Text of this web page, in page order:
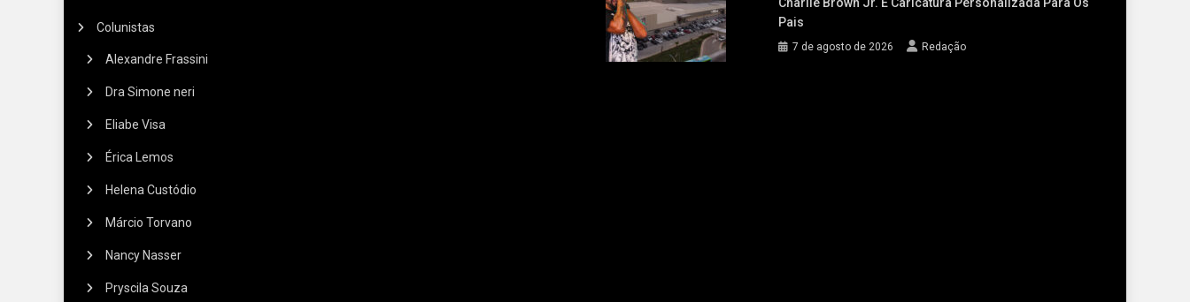
Colunistas
Alexandre Frassini
Dra Simone neri
Eliabe Visa
Érica Lemos
Helena Custódio
Márcio Torvano
Nancy Nasser
Pryscila Souza
Pais
7 de agosto de 2026 Redação